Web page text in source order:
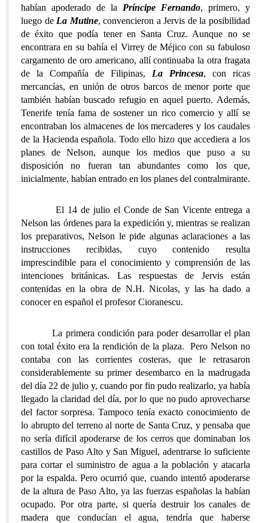
habían apoderado de la Príncipe Fernando, primero, y
luego de La Mutine, convencieron a Jervis de la posibilidad
de éxito que podía tener en Santa Cruz. Aunque no se
encontrara en su bahía el Virrey de Méjico con su fabuloso
cargamento de oro americano, allí continuaba la otra fragata
de la Compañía de Filipinas, La Princesa, con ricas
mercancías, en unión de otros barcos de menor porte que
también habían buscado refugio en aquel puerto. Además,
Tenerife tenía fama de sostener un rico comercio y allí se
encontraban los almacenes de los mercaderes y los caudales
de la Hacienda española. Todo ello hizo que accediera a los
planes de Nelson, aunque los medios que puso a su
disposición no fueran tan abundantes como los que,
inicialmente, habían entrado en los planes del contralmirante.
El 14 de julio el Conde de San Vicente entrega a
Nelson las órdenes para la expedición y, mientras se realizan
los preparativos, Nelson le pide algunas aclaraciones a las
instrucciones recibidas, cuyo contenido resulta
imprescindible para el conocimiento y comprensión de las
intenciones británicas. Las respuestas de Jervis están
contenidas en la obra de N.H. Nicolas, y las ha dado a
conocer en español el profesor Cioranescu.
La primera condición para poder desarrollar el plan
con total éxito era la rendición de la plaza. Pero Nelson no
contaba con las corrientes costeras, que le retrasaron
considerablemente su primer desembarco en la madrugada
del día 22 de julio y, cuando por fin pudo realizarlo, ya había
llegado la claridad del día, por lo que no pudo aprovecharse
del factor sorpresa. Tampoco tenía exacto conocimiento de
lo abrupto del terreno al norte de Santa Cruz, y pensaba que
no sería difícil apoderarse de los cerros que dominaban los
castillos de Paso Alto y San Miguel, adentrarse lo suficiente
para cortar el suministro de agua a la población y atacarla
por la espalda. Pero ocurrió que, cuando intentó apoderarse
de la altura de Paso Alto, ya las fuerzas españolas la habían
ocupado. Por otra parte, si quería destruir los canales de
madera que conducían el agua, tendría que haberse